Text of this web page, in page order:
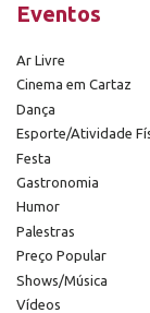
Eventos
Ar Livre
Cinema em Cartaz
Dança
Esporte/Atividade
Festa
Gastronomia
Humor
Palestras
Preço Popular
Shows/Música
Vídeos